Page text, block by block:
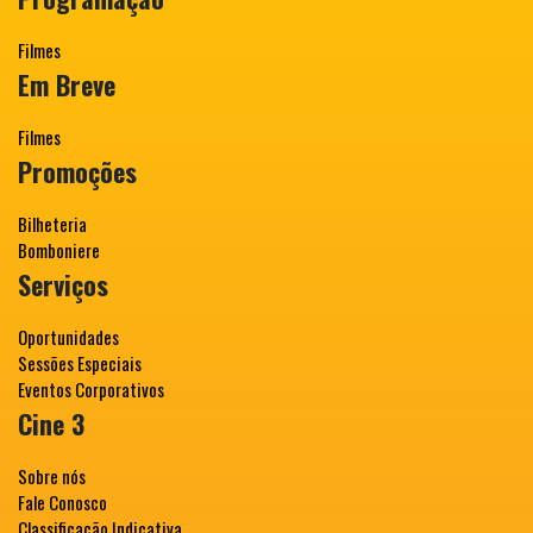
Filmes
Em Breve
Filmes
Promoções
Bilheteria
Bomboniere
Serviços
Oportunidades
Sessões Especiais
Eventos Corporativos
Cine 3
Sobre nós
Fale Conosco